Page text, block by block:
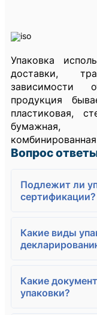
Упаковка
доставки,
зависимости
продукция
пластиковая,
бумажная,
Вопрос
Подлежит ли
сертификации?
Какие виды
Какие
упаковки?